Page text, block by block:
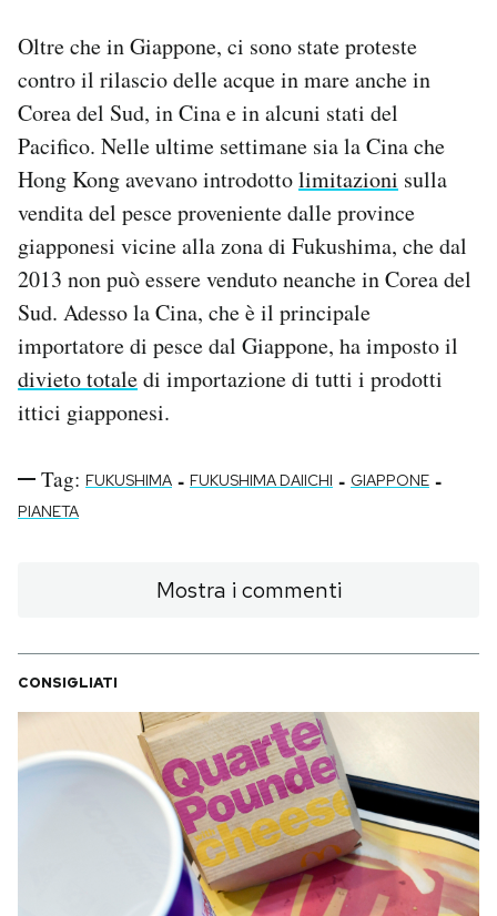
Oltre che in Giappone, ci sono state proteste
contro il rilascio delle acque in mare anche in
Corea del Sud, in Cina e in alcuni stati del
Pacifico. Nelle ultime settimane sia la Cina che
Hong Kong avevano introdottolimitazioni sulla
vendita del pesce proveniente dalle province
giapponesi vicine alla zona di Fukushima, che dal
2013 non può essere venduto neanche in Corea del
Sud. Adesso la Cina, che è il principale
importatore di pesce dal Giappone, ha imposto il
divieto totaledi importazione di tutti i prodotti
ittici giapponesi.
Tag: FUKUSHIMA - FUKUSHIMA DAIICHI - GIAPPONE -
PIANETA
Mostra i commenti
CONSIGLIATI